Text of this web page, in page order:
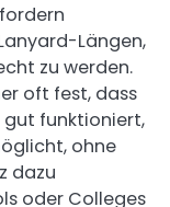
Längen,
zu werden.
oft fest, dass
gut funktioniert,
ohne
dazu
oder Colleges